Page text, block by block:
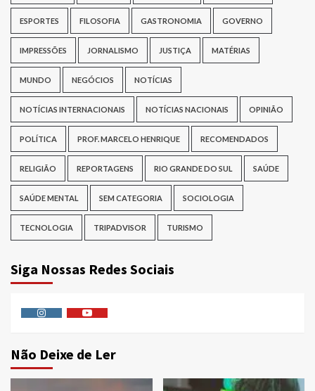
ESPORTES FILOSOFIA GASTRONOMIA GOVERNO
IMPRESSÕES JORNALISMO JUSTIÇA MATÉRIAS
MUNDO NEGÓCIOS NOTÍCIAS
NOTÍCIAS INTERNACIONAIS NOTÍCIAS NACIONAIS OPINIÃO
POLÍTICA PROF. MARCELO HENRIQUE RECOMENDADOS
RELIGIÃO REPORTAGENS RIO GRANDE DO SUL SAÚDE
SAÚDE MENTAL SEM CATEGORIA SOCIOLOGIA
TECNOLOGIA TRIPADVISOR TURISMO
Siga Nossas Redes Sociais
Não Deixe de Ler